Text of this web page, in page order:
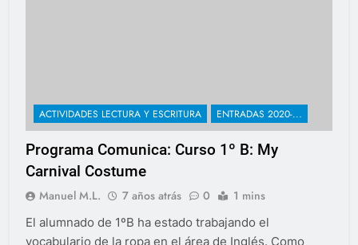
ACTIVIDADES LECTURA Y ESCRITURA ENTRADAS 2020-...
Programa Comunica: Curso 1º B: My
Carnival Costume
Manuel M.L. 7 años atrás 0 1 mins
El alumnado de 1ºB ha estado trabajando el
vocabulario de la ropa en el área de Inglés. Como